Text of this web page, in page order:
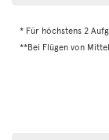
* Für höchstens 2
**Bei Flügen von